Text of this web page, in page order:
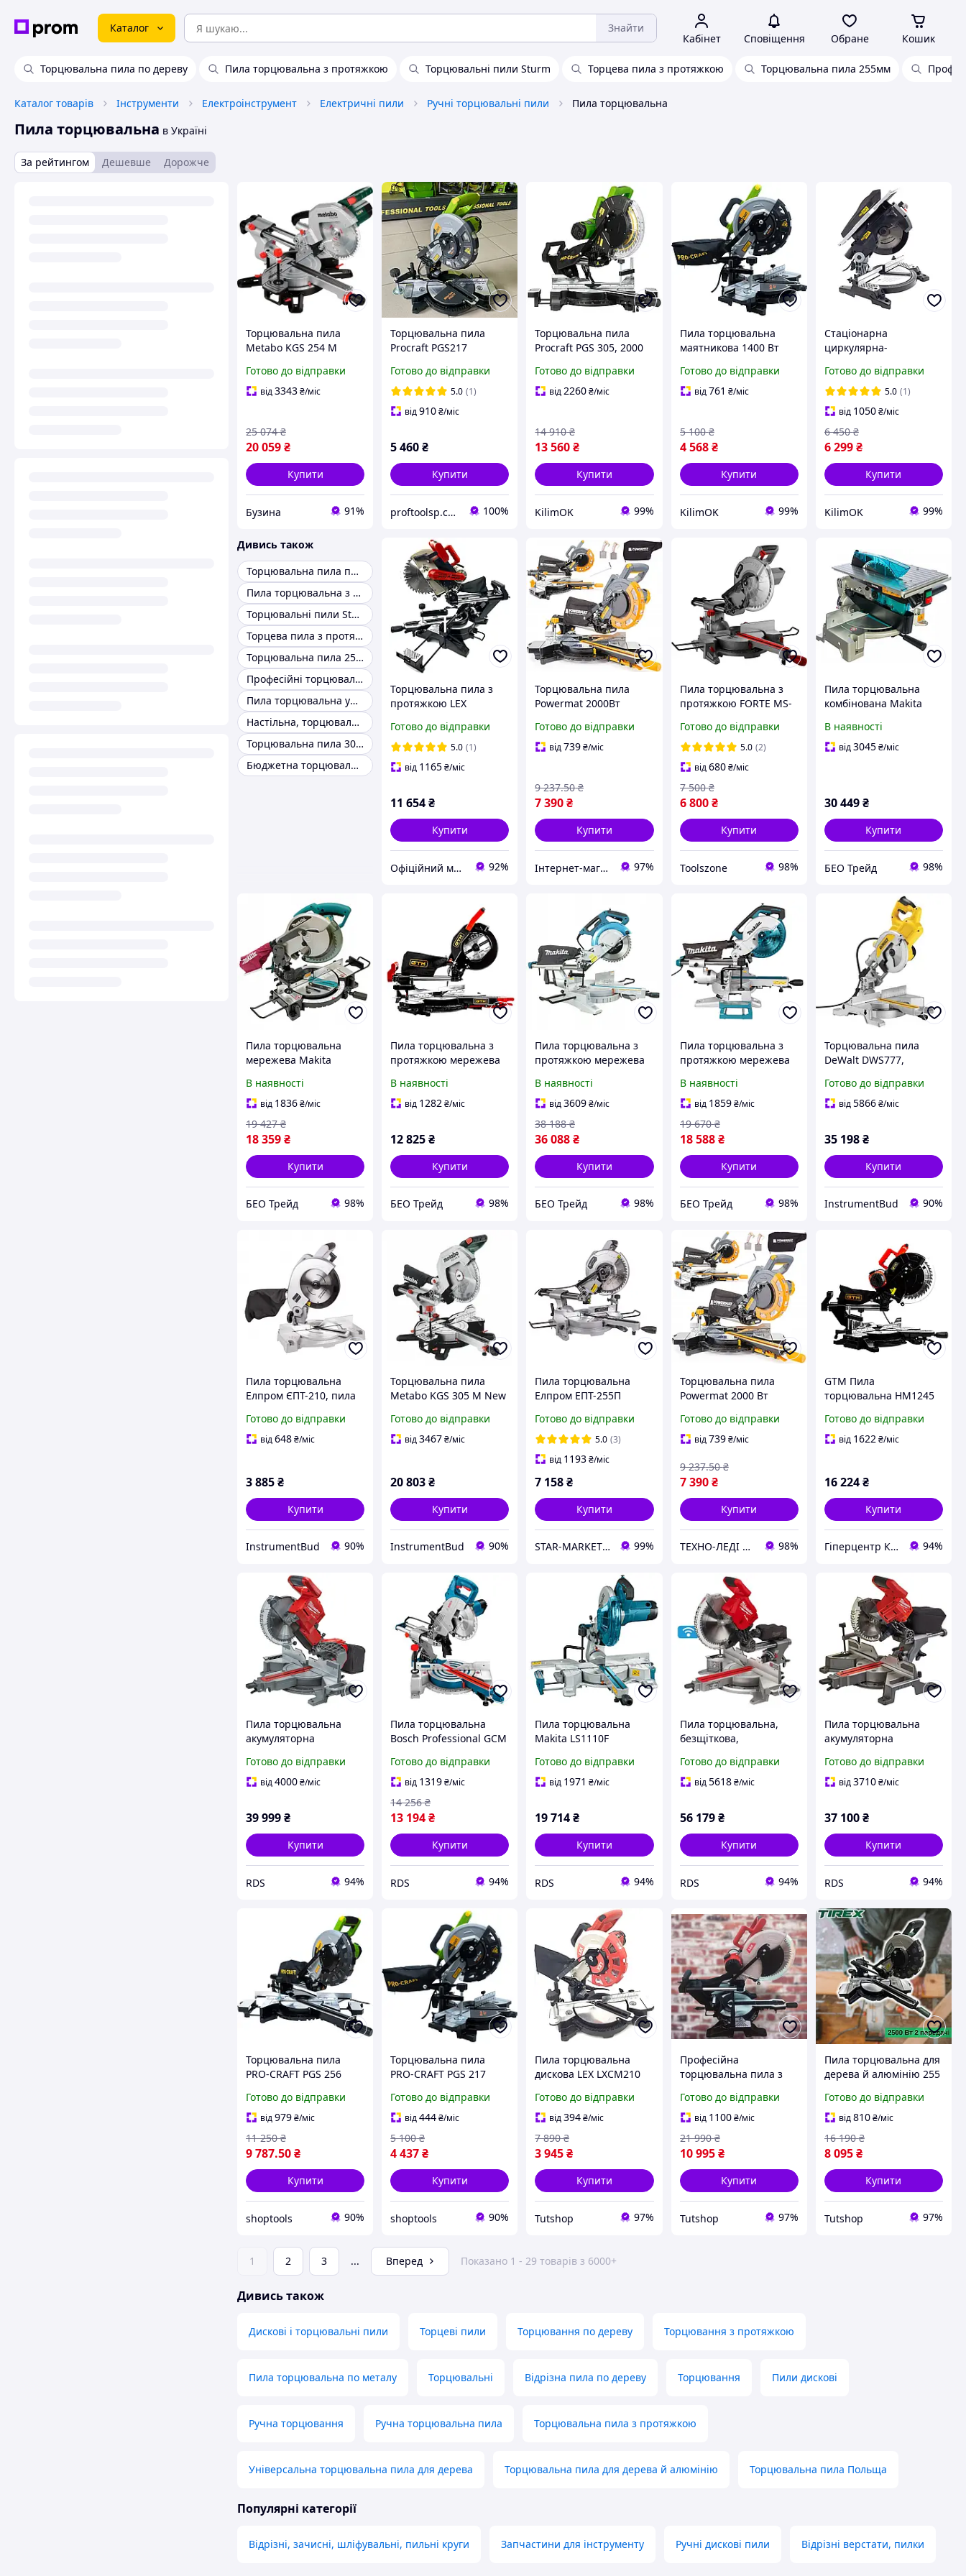
Каталог Знайти
Кабінет Сповіщення Обране Кошик
Торцювальна пила по дереву Пила торцювальна з протяжкою Торцювальні пили Sturm Торцева пила з протяжкою Торцювальна пила 255мм
Каталог товарів Інструменти Електроінструмент Електричні пили Ручні торцювальні пили Пила торцювальна
Пила торцювальна в Україні
За рейтингом Дешевше Дорожче
Торцювальна пила
Metabo KGS 254 M
613254000 buzyna
Готово до відправки
від3343₴/міс
20 059₴
25 074 ₴
Купити
Бузина 91%
Торцювальна пила
Procraft PGS217
Готово до відправки
5.0 (1)
від910₴/міс
5 460₴
Купити
proftoolsp.com.ua 100%
Торцювальна пила
Procraft PGS 305, 2000
модулем, диск 305 мм,
3800 об/хв
Готово до відправки
від2260₴/міс
13 560₴
14 910 ₴
Купити
KilimOK 99%
Пила торцювальна
маятникова 1400 Вт
хв Диск 210 мм
Лазерний модуль
Готово до відправки
від761 ₴/міс
4 568 ₴
5 100 ₴
Купити
KilimOK 99%
Cтаціонарна
циркулярна-
1200 Вт Procraft CMS21
4200 об хв Диск 210 х
30 х 24Т
Готово до відправки
5.0 (1)
від 1050₴/міс
6 299₴
6 450 ₴
Купити
KilimOK 99%
Дивись також
Торцювальна пила по дереву
Пила торцювальна з протяжкою
Торцювальні пили Sturm
Торцева пила з протяжкою
Торцювальна пила 255мм
Професійні торцювальні пили
Пила торцювальна універсальна
Настільна, торцювальна пила
Торцювальна пила 305мм
Бюджетна торцювальна пила
Торцювальна пила з
протяжкою LEX
Готово до відправки
5.0 (1)
від 1165₴/міс
11 654₴
Купити
Офіційний магазин Kraft&Dele🛠 92%
Торцювальна пила
Powermat 2000Вт
Готово до відправки
від739₴/міс
7 390₴
9 237.50 ₴
Купити
Інтернет-магазин «Копійка» 97%
Пила торцювальна з
протяжкою FORTE MS-
Готово до відправки
5.0 (2)
від680 ₴/міс
6 800 ₴
7 500 ₴
Купити
Toolszone 98%
Пила торцювальна
комбінована Makita
1650, 14.3 кг)
В наявності
від3045₴/міс
30 449₴
Купити
БЕО Трейд 98%
Пила торцювальна
мережева Makita
мм, 1500 Вт, 14.7 кг)
В наявності
від 1836₴/міс
18 359₴
19 427 ₴
Купити
БЕО Трейд 98%
Пила торцювальна з
протяжкою мережева
90 мм, 2000 Вт, 13.6 кг)
В наявності
від 1282 ₴/міс
12 825₴
Купити
БЕО Трейд 98%
Пила торцювальна з
протяжкою мережева
мм, 91 мм, 1430 Вт, 20.6
кг)
В наявності
від3609₴/міс
36 088₴
38 188 ₴
Купити
БЕО Трейд 98%
Пила торцювальна з
протяжкою мережева
65 мм, 1200 Вт, LED,
13.9 кг)
В наявності
від 1859 ₴/міс
18 588 ₴
19 670 ₴
Купити
БЕО Трейд 98%
Торцювальна пила
DeWalt DWS777,
дереву, пила з XPS,
комбінована
Готово до відправки
від5866₴/міс
35 198₴
Купити
InstrumentBud 90%
Пила торцювальна
Елпром ЄПТ-210, пила
торцювальна пила,
торцювальний верстат
Готово до відправки
від648₴/міс
3 885₴
Купити
InstrumentBud 90%
Торцювальна пила
Metabo KGS 305 M New
Готово до відправки
від3467₴/міс
20 803₴
Купити
InstrumentBud 90%
Пила торцювальна
Елпром ЕПТ-255П
протяжкою, лазер)
Готово до відправки
5.0 (3)
від 1193₴/міс
7 158₴
Купити
STAR-MARKET - аксесуари, товари для дому, саду, відпочинку та туризму 99%
Торцювальна пила
Powermat 2000 Вт
Готово до відправки
від739 ₴/міс
7 390 ₴
9 237.50 ₴
Купити
ТЕХНО-ЛЕДІ магазин товарів з Німеччини 98%
GTM Пила
торцювальна HM1245
3800об/хв, з
протяжним механізмом
Готово до відправки
від 1622₴/міс
16 224₴
Купити
Гіперцентр Київ — професійне обладнання для ресторанів, магазинів і складів 94%
Пила торцювальна
акумуляторна
M18 FMS254-0 FUEL з
подвійним кутом
Готово до відправки
від4000₴/міс
39 999₴
Купити
RDS 94%
Пила торцювальна
Bosch Professional GCM
Готово до відправки
від 1319₴/міс
13 194₴
14 256 ₴
Купити
RDS 94%
Пила торцювальна
Makita LS1110F
Готово до відправки
від 1971 ₴/міс
19 714₴
Купити
RDS 94%
Пила торцювальна,
безщіткова,
MILWAUKEE M18
FMS305-0 (Ø305мм)
Готово до відправки
від5618 ₴/міс
56 179 ₴
Купити
RDS 94%
Пила торцювальна
акумуляторна
FMS190-0, 190мм
(4933459619)
Готово до відправки
від3710₴/міс
37 100₴
Купити
RDS 94%
Торцювальна пила
PRO-CRAFT PGS 256
Готово до відправки
від979₴/міс
9 787.50₴
11 250 ₴
Купити
shoptools 90%
Торцювальна пила
PRO-CRAFT PGS 217
Готово до відправки
від444₴/міс
4 437₴
5 100 ₴
Купити
shoptools 90%
Пила торцювальна
дискова LEX LXCM210
лазерним маркером
Торцовки 2100 Вт
Готово до відправки
від394₴/міс
3 945₴
7 890 ₴
Купити
Tutshop 97%
Професійна
торцювальна пила з
LEX LXCM305
Торцювальна пила 305
мм
Готово до відправки
від 1100 ₴/міс
10 995 ₴
21 990 ₴
Купити
Tutshop 97%
Пила торцювальна для
дерева й алюмінію 255
Торцювальна пила 220
В
Готово до відправки
від810₴/міс
8 095₴
16 190 ₴
Купити
Tutshop 97%
1 2 3 ... Вперед Показано 1 - 29 товарів з 6000+
Дивись також
Дискові і торцювальні пили Торцеві пили Торцювання по дереву Торцювання з протяжкою
Пила торцювальна по металу Торцювальні Відрізна пила по дереву Торцювання Пили дискові
Ручна торцювання Ручна торцювальна пила Торцювальна пила з протяжкою
Універсальна торцювальна пила для дерева Торцювальна пила для дерева й алюмінію Торцювальна пила Польща
Популярні категорії
Відрізні, зачисні, шліфувальні, пильні круги Запчастини для інструменту Ручні дискові пили Відрізні верстати, пилки